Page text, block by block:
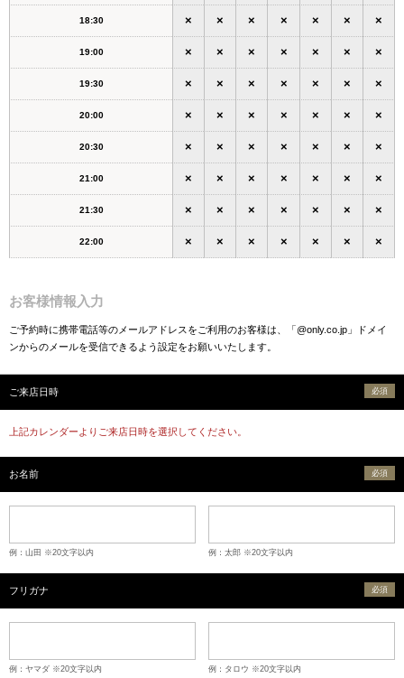
18:30 × × × × × × ×
19:00 × × × × × × ×
19:30 × × × × × × ×
20:00 × × × × × × ×
20:30 × × × × × × ×
21:00 × × × × × × ×
21:30 × × × × × × ×
22:00 × × × × × × ×
お客様情報入力
ご予約時に携帯電話等のメールアドレスをご利用のお客様は、「@only.co.jp」ドメイ
ンからのメールを受信できるよう設定をお願いいたします。
ご来店日時 必須
上記カレンダーよりご来店日時を選択してください。
お名前 必須
例：山田 ※20文字以内 例：太郎 ※20文字以内
フリガナ 必須
例：ヤマダ ※20文字以内 例：タロウ ※20文字以内